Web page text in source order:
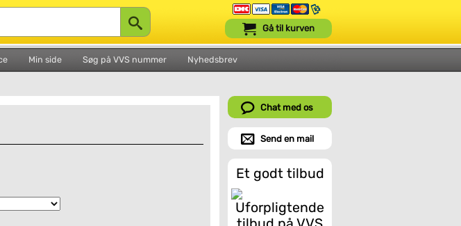
Min side Søg på VVS nummer Nyhedsbrev
Gå til kurven
Chat med os
Send en mail
Et godt tilbud